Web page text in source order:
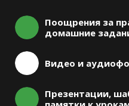
Поощрения за
домашние
Видео и
Презентации,